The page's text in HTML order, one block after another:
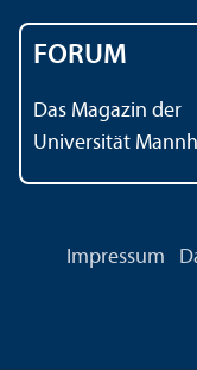
FORUM
Das Magazin der
Universität
Impressum